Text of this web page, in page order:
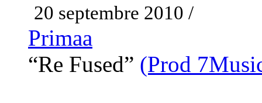
20 septembre 2010 /
Primaa
“Re Fused” (Prod